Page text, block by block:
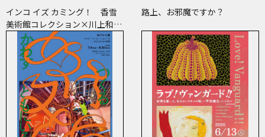
インコ イズ カミング！ 香雪
美術館コレクション×川上和歌
子 ～ピコ＆ピータといっしょ
に古美術鑑賞～
路上、お邪魔ですか？